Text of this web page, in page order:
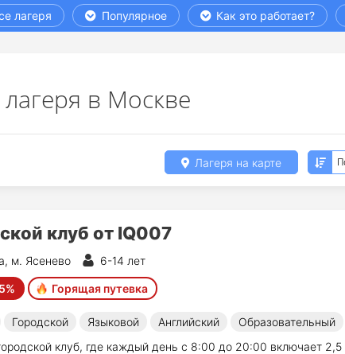
лагеря Популярное Как это работает?
в Москве
Лагеря на карте
клуб от IQ007
м. Ясенево 6-14 лет
Горящая путевка
Городской Языковой Английский
Образовательный
клуб, где каждый день с 8:00 до 20:00 включает 2,5